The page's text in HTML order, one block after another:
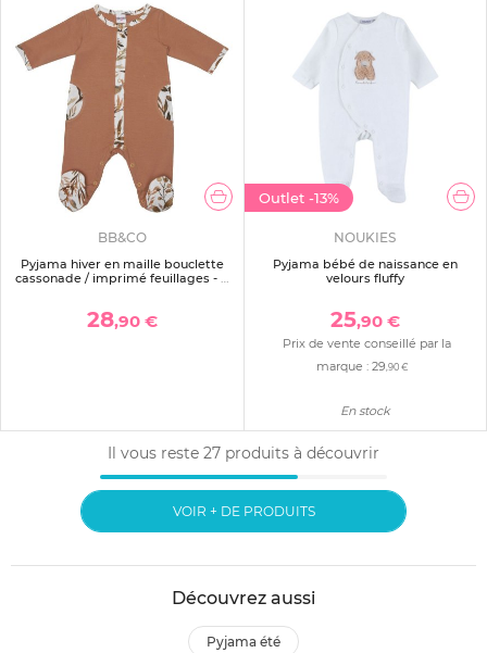
BB&CO
Pyjama hiver en maille bouclette
cassonade / imprimé feuillages - 6
28,90 €
Outlet -13%
NOUKIES
Pyjama bébé de naissance en
velours fluffy
25,90 €
Prix de vente conseillé par la
marque :29 ,90 €
En stock
Il vous reste 27 produits à découvrir
VOIR + DE PRODUITS
Découvrez aussi
pyjama été